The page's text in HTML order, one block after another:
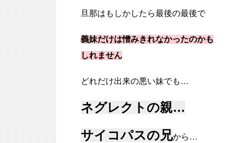
旦那はもしかしたら最後の最後で
義妹だけは憎みきれなかったのかも
しれません
どれだけ出来の悪い妹でも…
ネグレクトの親…
サイコパスの兄から…